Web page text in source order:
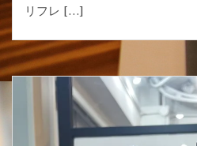
リフレ […]